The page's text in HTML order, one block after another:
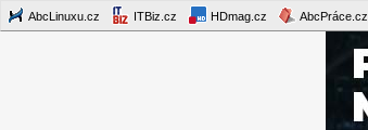
AbcLinuxu.cz ITBiz.cz HDmag.cz AbcPráce.cz